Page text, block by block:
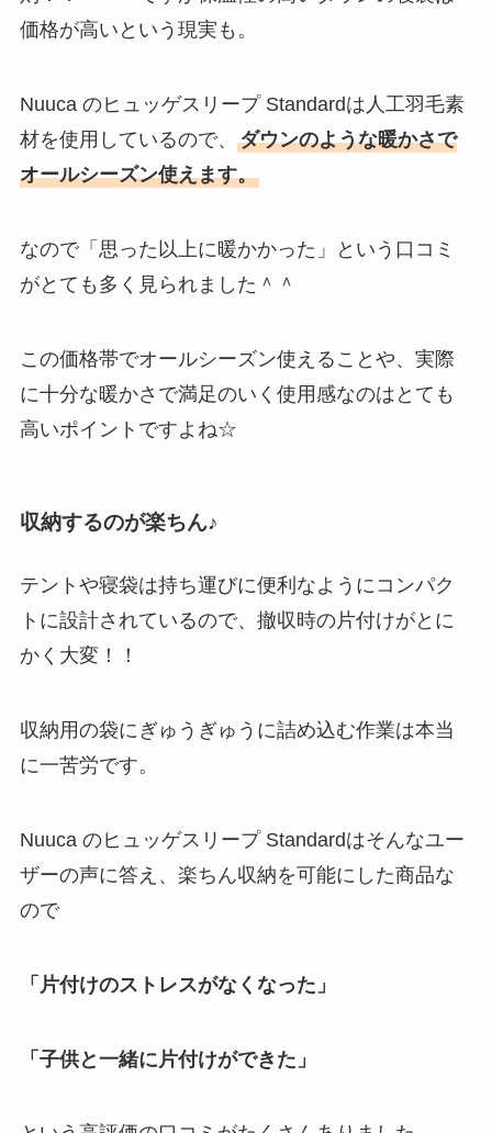
価格が高いという現実も。
Nuuca のヒュッゲスリープ Standardは人工羽毛素
材を使用しているので、 ダウンのような暖かさで
オールシーズン使えます。
なので「思った以上に暖かかった」という口コミ
がとても多く見られました＾＾
この価格帯でオールシーズン使えることや、実際
に十分な暖かさで満足のいく使用感なのはとても
高いポイントですよね☆
収納するのが楽ちん♪
テントや寝袋は持ち運びに便利なようにコンパク
トに設計されているので、撤収時の片付けがとに
かく大変！！
収納用の袋にぎゅうぎゅうに詰め込む作業は本当
に一苦労です。
Nuuca のヒュッゲスリープ Standardはそんなユー
ザーの声に答え、楽ちん収納を可能にした商品な
ので
「片付けのストレスがなくなった」
「子供と一緒に片付けができた」